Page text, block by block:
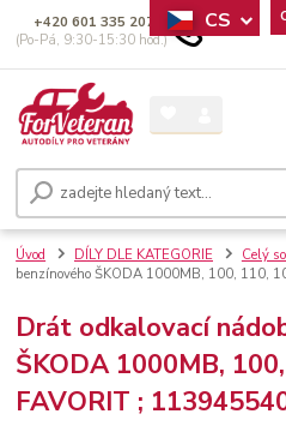
CS
+420 601 335 207
(Po-Pá, 9:30-15:30 hod.)
Úvod DÍLY DLE KATEGORIE Celý
benzínového ŠKODA 1000MB, 100, 110,
Drát odkalovací
ŠKODA 1000MB,
FAVORIT ;